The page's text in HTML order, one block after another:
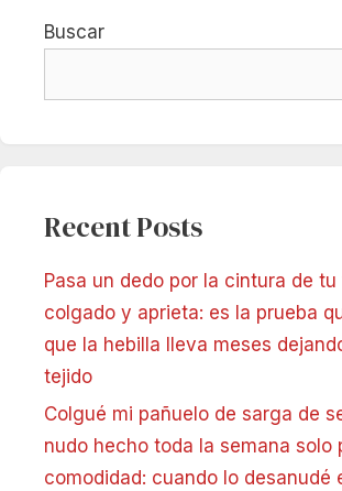
Buscar
Recent Posts
Pasa un dedo por la cintura de
colgado y aprieta: es la prueba
que la hebilla lleva meses
tejido
Colgué mi pañuelo de sarga de
nudo hecho toda la semana solo
comodidad: cuando lo desanudé